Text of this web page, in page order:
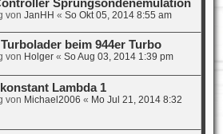
Sprungsondenemulation
von JanHH « So Okt 05, 2014 8:55 am
beim 944er Turbo
von Holger« So Aug 03, 2014 1:39 pm
Lambda 1
von Michael2006 « Mo Jul 21, 2014 8:32